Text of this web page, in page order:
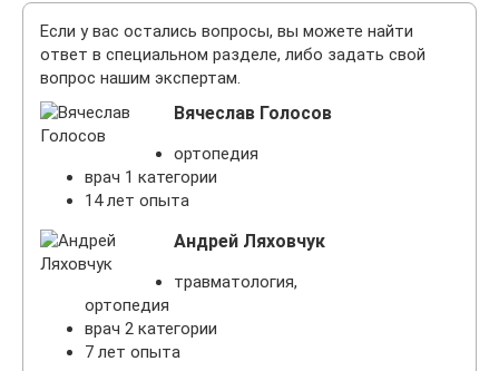
Если у вас остались вопросы, вы можете найти
ответ в специальном разделе, либо задать свой
вопрос нашим экспертам.
Вячеслав Голосов
ортопедия
врач 1 категории
14 лет опыта
Андрей Ляховчук
травматология,
ортопедия
врач 2 категории
7 лет опыта